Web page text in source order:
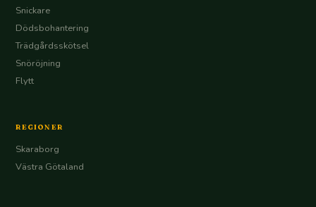
Snickare
Dödsbohantering
Trädgårdsskötsel
Snöröjning
Flytt
REGIONER
Skaraborg
Västra Götaland